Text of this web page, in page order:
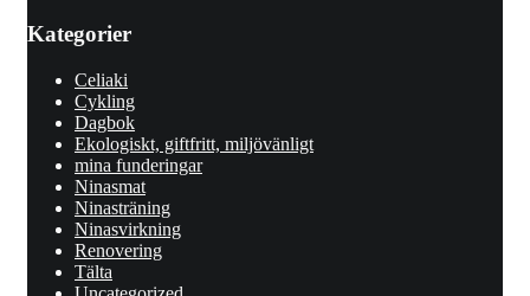
Kategorier
Celiaki
Cykling
Dagbok
Ekologiskt, giftfritt, miljövänligt
mina funderingar
Ninasmat
Ninasträning
Ninasvirkning
Renovering
Tälta